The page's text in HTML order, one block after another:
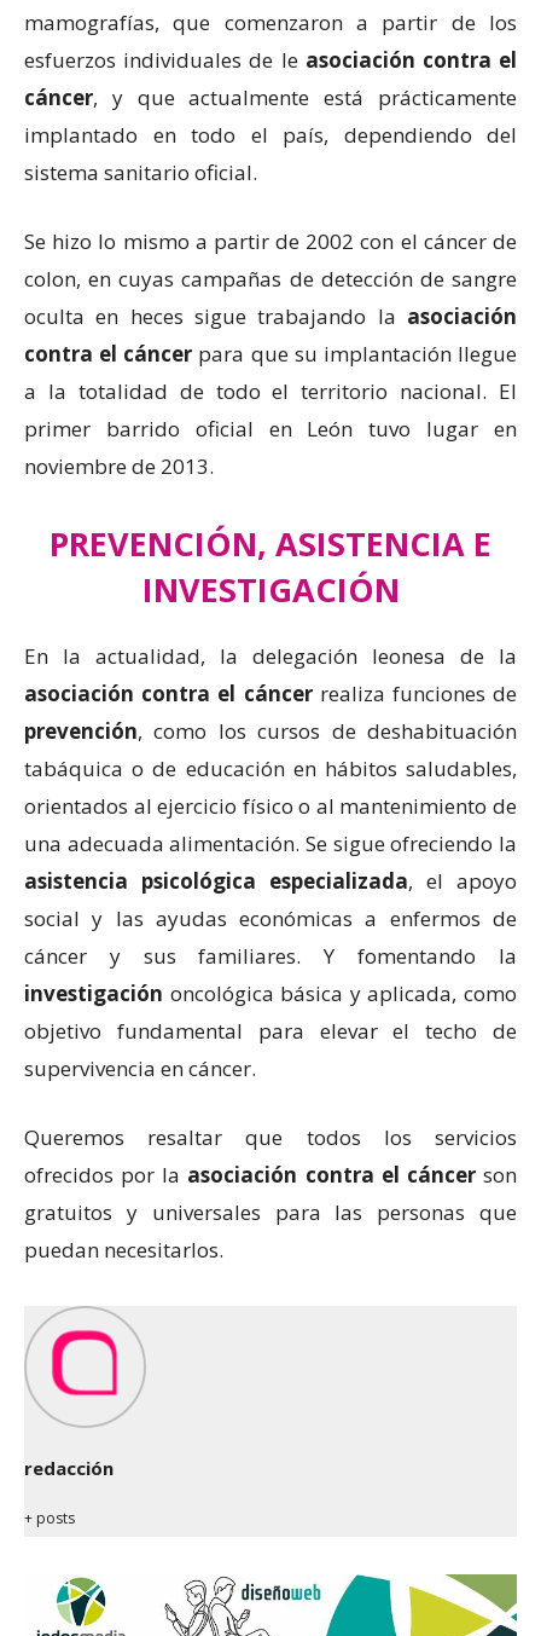
mamografías, que comenzaron a partir de los
esfuerzos individuales de le asociación contra el
cáncer, y que actualmente está prácticamente
implantado en todo el país, dependiendo del
sistema sanitario oficial.
Se hizo lo mismo a partir de 2002 con el cáncer de
colon, en cuyas campañas de detección de sangre
oculta en heces sigue trabajando la asociación
contra el cáncer para que su implantación llegue
a la totalidad de todo el territorio nacional. El
primer barrido oficial en León tuvo lugar en
noviembre de 2013.
PREVENCIÓN, ASISTENCIA E
INVESTIGACIÓN
En la actualidad, la delegación leonesa de la
asociación contra el cáncerrealiza funciones de
prevención, como los cursos de deshabituación
tabáquica o de educación en hábitos saludables,
orientados al ejercicio físico o al mantenimiento de
una adecuada alimentación. Se sigue ofreciendo la
asistencia psicológica especializada, el apoyo
social y las ayudas económicas a enfermos de
cáncer y sus familiares. Y fomentando la
investigación oncológica básica y aplicada, como
objetivo fundamental para elevar el techo de
supervivencia en cáncer.
Queremos resaltar que todos los servicios
ofrecidos por la asociación contra el cáncerson
gratuitos y universales para las personas que
puedan necesitarlos.
redacción
+ posts